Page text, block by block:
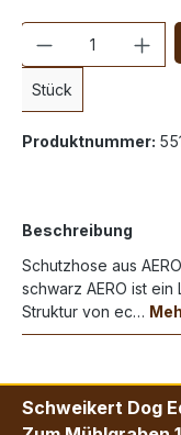
Anzahl
Stück
Produktnummer:
Beschreibung
Schutzhose aus
schwarz AERO ist
Struktur von ec…
Schweikert Dog